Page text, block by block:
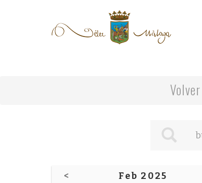
Volver
< Feb 2025